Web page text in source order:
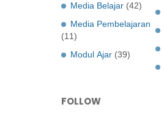
Media Belajar (42)
Media Pembelajaran
(11)
Modul Ajar (39)
FOLLOW